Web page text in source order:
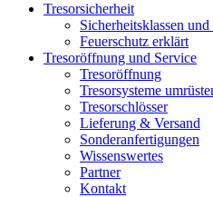
Tresorsicherheit
Sicherheitsklassen
Feuerschutz erklärt
Tresoröffnung und Service
Tresoröffnung
Tresorsysteme
Tresorschlösser
Lieferung & Versand
Sonderanfertigungen
Wissenswertes
Partner
Kontakt